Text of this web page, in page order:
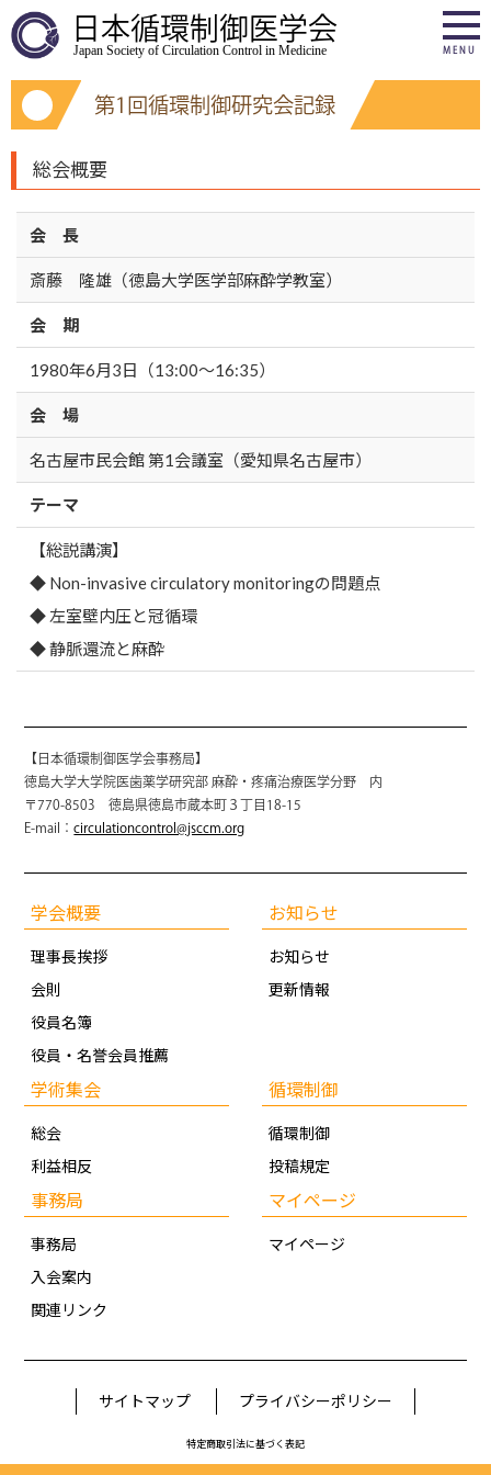
日本循環制御医学会
Japan Society of Circulation Control in Medicine MENU
第1回循環制御研究会記録
総会概要
会 長
斎藤 隆雄（徳島大学医学部麻酔学教室）
会 期
1980年6月3日（13:00～16:35）
会 場
名古屋市民会館 第1会議室（愛知県名古屋市）
テーマ
【総説講演】
◆ Non-invasive circulatory monitoringの問題点
◆ 左室壁内圧と冠循環
◆ 静脈還流と麻酔
【日本循環制御医学会事務局】
徳島大学大学院医歯薬学研究部 麻酔・疼痛治療医学分野 内
〒770-8503 徳島県徳島市蔵本町３丁目18-15
E-mail：circulationcontrol@jsccm.org
学会概要
理事長挨拶
会則
役員名簿
役員・名誉会員推薦
お知らせ
お知らせ
更新情報
学術集会
総会
利益相反
循環制御
循環制御
投稿規定
事務局
事務局
入会案内
関連リンク
マイページ
マイページ
サイトマップ プライバシーポリシー
特定商取引法に基づく表記